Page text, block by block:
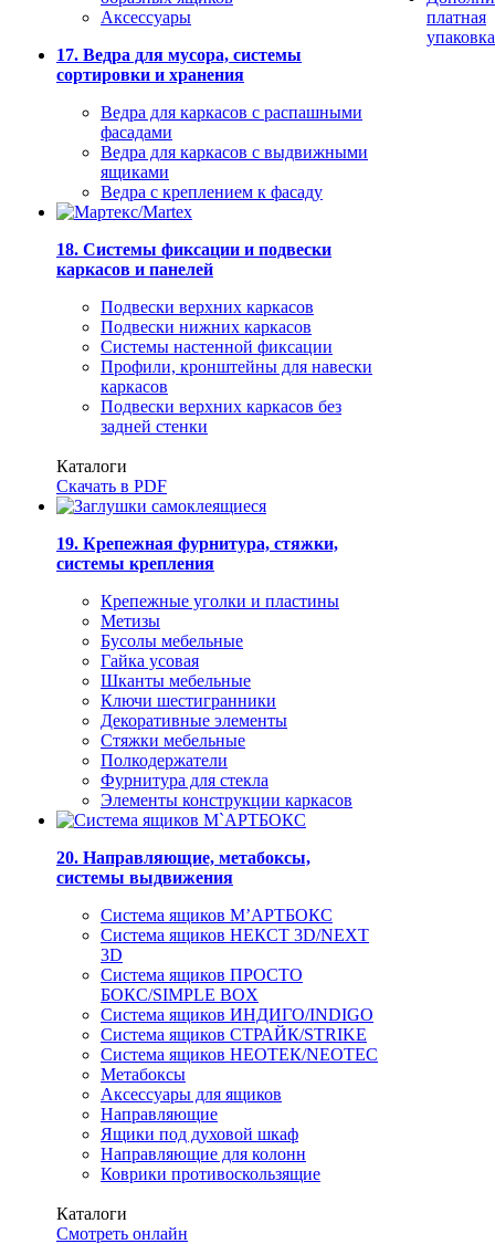
Аксессуары
17. Ведра для мусора, системы
сортировки и хранения
Ведра для каркасов с распашными
фасадами
Ведра для каркасов с выдвижными
ящиками
Ведра с креплением к фасаду
18. Системы фиксации и подвески
каркасов и панелей
Подвески верхних каркасов
Подвески нижних каркасов
Системы настенной фиксации
Профили, кронштейны для навески
каркасов
Подвески верхних каркасов без
задней стенки
Каталоги
Скачать в PDF
19. Крепежная фурнитура, стяжки,
системы крепления
Крепежные уголки и пластины
Метизы
Бусолы мебельные
Гайка усовая
Шканты мебельные
Ключи шестигранники
Декоративные элементы
Стяжки мебельные
Полкодержатели
Фурнитура для стекла
Элементы конструкции каркасов
20. Направляющие, метабоксы,
системы выдвижения
Система ящиков М’АРТБОКС
Система ящиков НЕКСТ 3D/NEXT
3D
Система ящиков ПРОСТО
БОКС/SIMPLE BOX
Система ящиков ИНДИГО/INDIGO
Система ящиков СТРАЙК/STRIKE
Система ящиков НЕОТЕК/NEOTEC
Метабоксы
Аксессуары для ящиков
Направляющие
Ящики под духовой шкаф
Направляющие для колонн
Коврики противоскользящие
Каталоги
Смотреть онлайн
платная
упаковка